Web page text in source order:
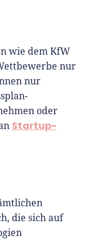
wie dem KfW
nur
nur
oder
Startup-
die sich auf